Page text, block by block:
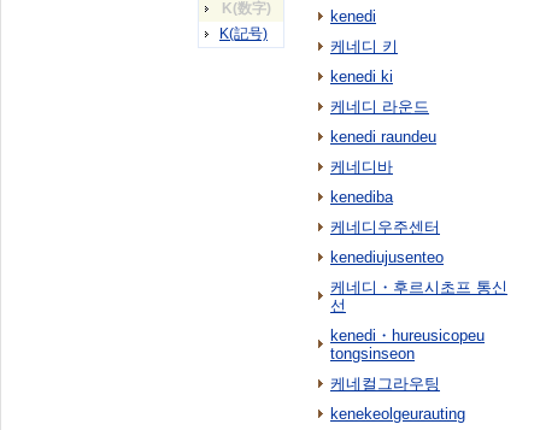
K(数字)
K(記号)
kenedi
케네디 키
kenedi ki
케네디 라운드
kenedi raundeu
케네디바
kenediba
케네디우주센터
kenediujusenteo
케네디・후르시초프 통신
선
kenedi・hureusicopeu
tongsinseon
케네컬그라우팅
kenekeolgeurauting